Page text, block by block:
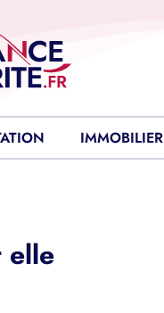
IMMOBILIER
elle